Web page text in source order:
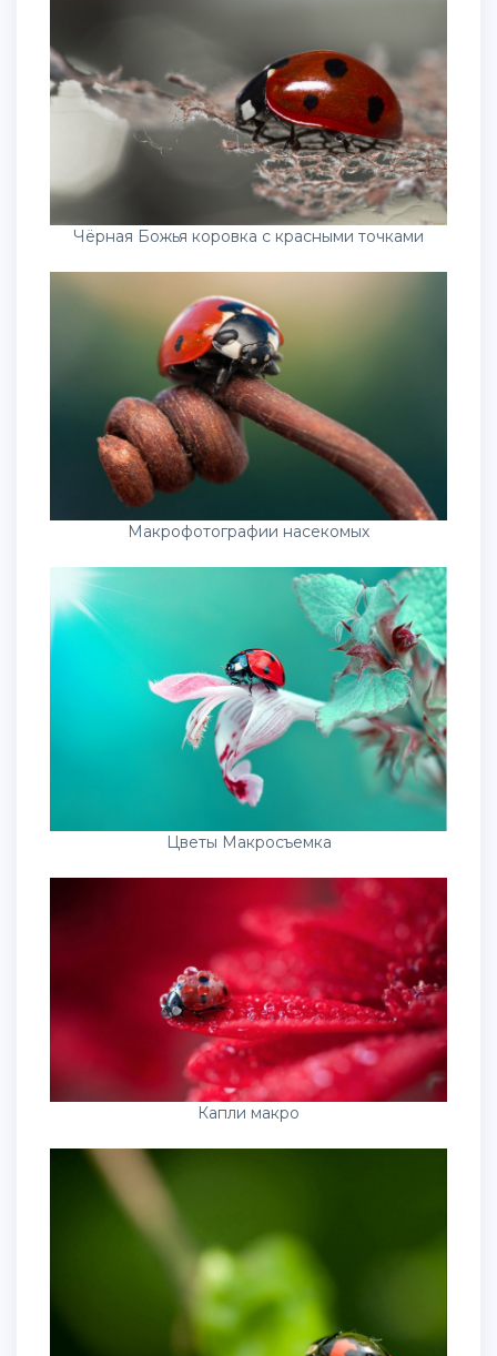
Чёрная Божья коровка с красными точками
Макрофотографии насекомых
Цветы Макросъемка
Капли макро